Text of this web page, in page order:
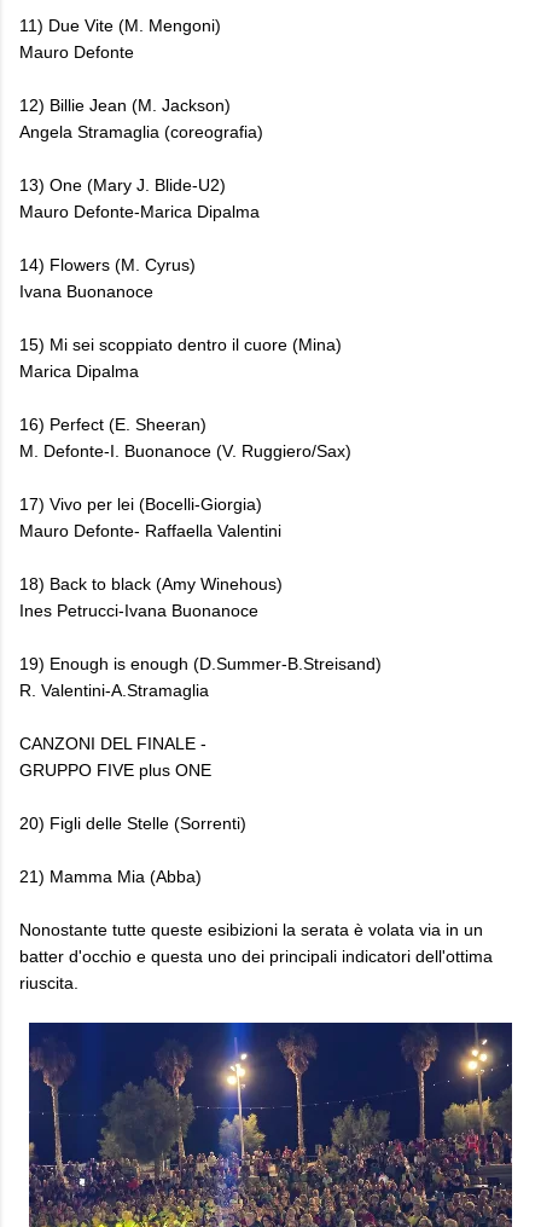
11) Due Vite (M. Mengoni)
Mauro Defonte
12) Billie Jean (M. Jackson)
Angela Stramaglia (coreografia)
13) One (Mary J. Blide-U2)
Mauro Defonte-Marica Dipalma
14) Flowers (M. Cyrus)
Ivana Buonanoce
15) Mi sei scoppiato dentro il cuore (Mina)
Marica Dipalma
16) Perfect (E. Sheeran)
M. Defonte-I. Buonanoce (V. Ruggiero/Sax)
17) Vivo per lei (Bocelli-Giorgia)
Mauro Defonte- Raffaella Valentini
18) Back to black (Amy Winehous)
Ines Petrucci-Ivana Buonanoce
19) Enough is enough (D.Summer-B.Streisand)
R. Valentini-A.Stramaglia
CANZONI DEL FINALE -
GRUPPO FIVE plus ONE
20) Figli delle Stelle (Sorrenti)
21) Mamma Mia (Abba)
Nonostante tutte queste esibizioni la serata è volata via in un
batter d'occhio e questa uno dei principali indicatori dell'ottima
riuscita.